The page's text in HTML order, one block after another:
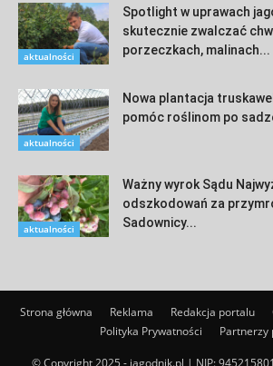
aktualności
Spotlight w uprawach
skutecznie zwalczać
porzeczkach, malinach...
aktualności
Nowa plantacja
pomóc roślinom po
aktualności
Ważny wyrok Sądu
odszkodowań za
Sadownicy...
Strona główna Reklama Redakcja portalu
Polityka Prywatności
Partnerzy
© Copyright 2025 - jagodnik.pl | NIP: